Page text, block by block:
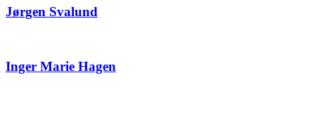
Jørgen Svalund
Inger Marie Hagen